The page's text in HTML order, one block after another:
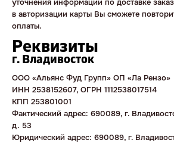
в авторизации карты Вы сможете
оплаты.
Реквизиты
г. Владивосток
ООО «Альянс Фуд Групп» ОП «Ла Рензо»
ИНН 2538152607, ОГРН 1112538017514
КПП 253801001
Фактический адрес: 690089, г.
д. 53
Юридический адрес: 690089, г.